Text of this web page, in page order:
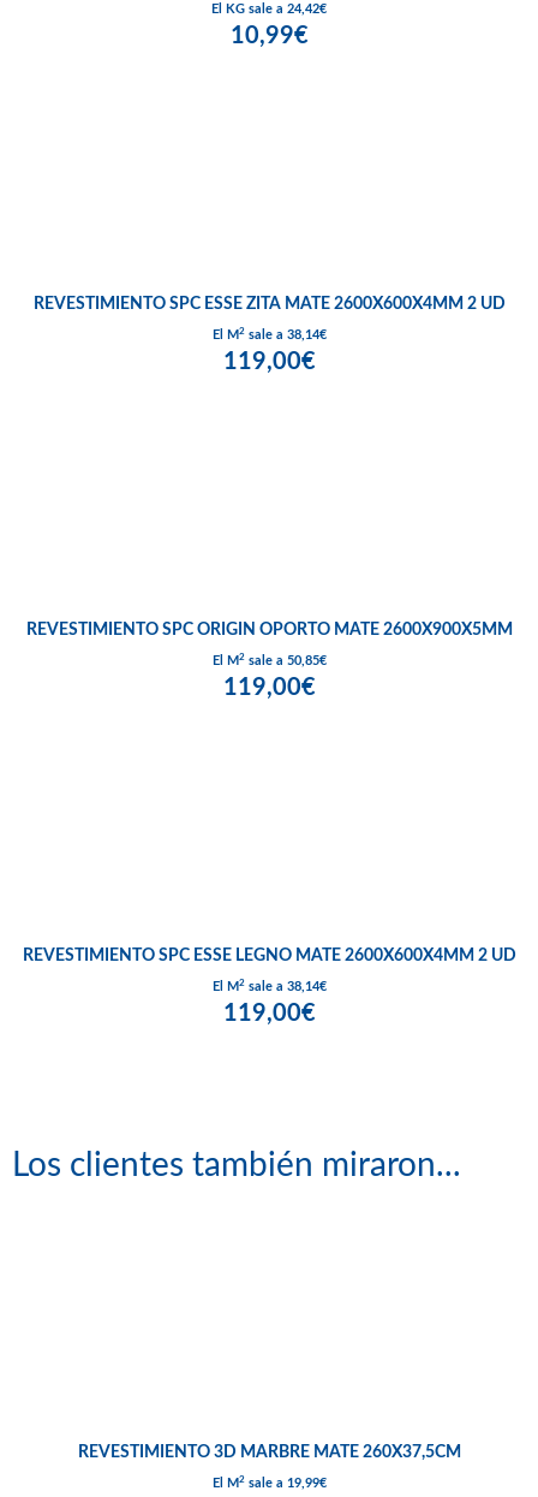
El KG sale a 24,42€
10,99€
REVESTIMIENTO SPC ESSE ZITA MATE 2600X600X4MM 2 UD
El M2sale a 38,14€
119,00€
REVESTIMIENTO SPC ORIGIN OPORTO MATE 2600X900X5MM
El M2sale a 50,85€
119,00€
REVESTIMIENTO SPC ESSE LEGNO MATE 2600X600X4MM 2 UD
El M2sale a 38,14€
119,00€
Los clientes también miraron...
REVESTIMIENTO 3D MARBRE MATE 260X37,5CM
El M2sale a 19,99€